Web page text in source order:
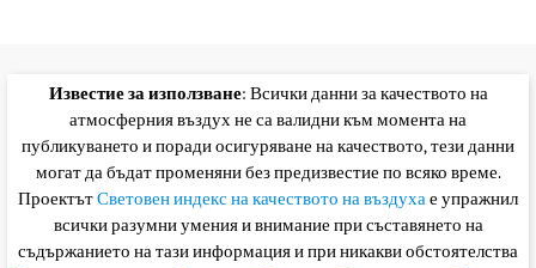
Известие за използване: Всички данни за качеството на
атмосферния въздух не са валидни към момента на
публикуването и поради осигуряване на качеството, тези данни
могат да бъдат променяни без предизвестие по всяко време.
ПроектътСветовен индекс на качеството на въздухае упражнил
всички разумни умения и внимание при съставянето на
съдържанието на тази информация и при никакви обстоятелства